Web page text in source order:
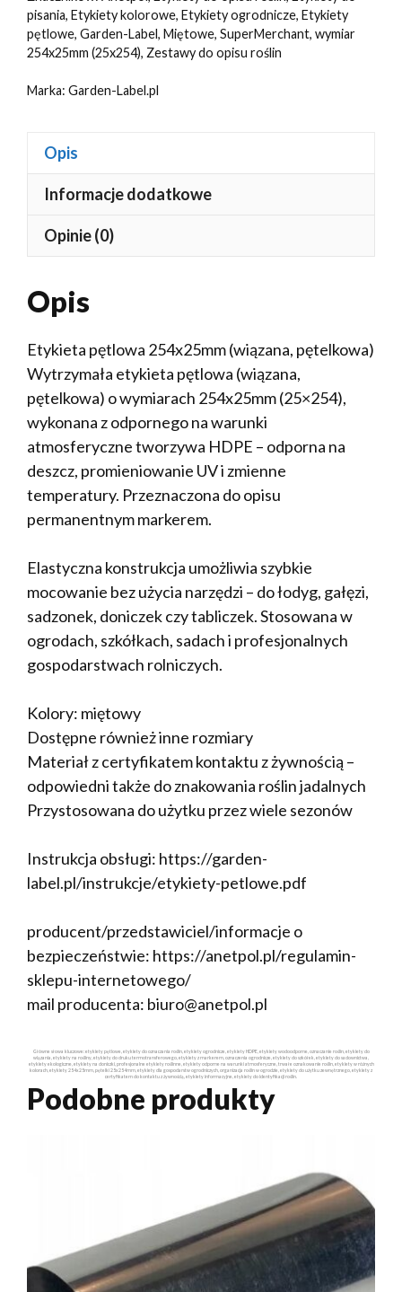
(25x254)
100szt
pisania, Etykiety kolorowe, Etykiety ogrodnicze, Etykiety
pętlowe, Garden-Label, Miętowe, SuperMerchant, wymiar
254x25mm (25x254), Zestawy do opisu roślin
Marka: Garden-Label.pl
Opis
Informacje dodatkowe
Opinie (0)
Opis
Etykieta pętlowa 254x25mm (wiązana, pętelkowa)
Wytrzymała etykieta pętlowa (wiązana,
pętelkowa) o wymiarach 254x25mm (25×254),
wykonana z odpornego na warunki
atmosferyczne tworzywa HDPE – odporna na
deszcz, promieniowanie UV i zmienne
temperatury. Przeznaczona do opisu
permanentnym markerem.
Elastyczna konstrukcja umożliwia szybkie
mocowanie bez użycia narzędzi – do łodyg, gałęzi,
sadzonek, doniczek czy tabliczek. Stosowana w
ogrodach, szkółkach, sadach i profesjonalnych
gospodarstwach rolniczych.
Kolory: miętowy
Dostępne również inne rozmiary
Materiał z certyfikatem kontaktu z żywnością –
odpowiedni także do znakowania roślin jadalnych
Przystosowana do użytku przez wiele sezonów
Instrukcja obsługi: https://garden-
label.pl/instrukcje/etykiety-petlowe.pdf
producent/przedstawiciel/informacje o
bezpieczeństwie: https://anetpol.pl/regulamin-
sklepu-internetowego/
mail producenta: biuro@anetpol.pl
Główne słowa kluczowe: etykiety pętlowe, etykiety do oznaczania roślin, etykiety ogrodnicze, etykiety HDPE, etykiety wodoodporne, oznaczanie roślin, etykiety do
wiązania, etykiety na rośliny, etykiety do druku termotransferowego, etykiety z markerem, oznaczenia ogrodnicze, etykiety do szkółek, etykiety do sadownictwa,
etykiety ekologiczne, etykiety na doniczki, profesjonalne etykiety roślinne, etykiety odporne na warunki atmosferyczne, trwałe oznakowanie roślin, etykiety w różnych
kolorach, etykiety 254x25mm, pętelki 25x254mm, etykiety dla gospodarstw ogrodniczych, organizacja roślin w ogrodzie, etykiety do użytku zewnętrznego, etykiety z
certyfikatem do kontaktu z żywnością, etykiety informacyjne, etykiety do identyfikacji roślin.
Podobne produkty